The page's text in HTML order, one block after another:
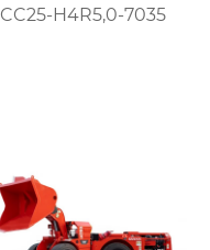
ICC25-H4R5,0-7035